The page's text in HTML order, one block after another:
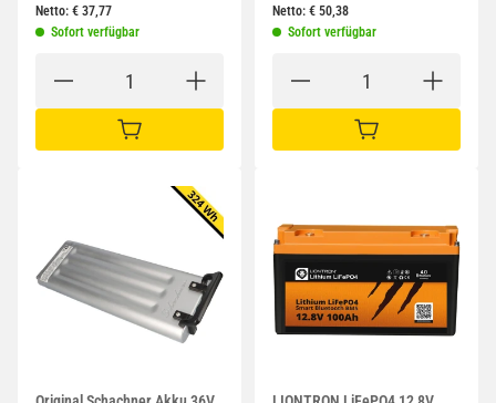
Netto: € 37,77
Sofort verfügbar
IN DEN WARENKORB
Netto: € 50,38
Sofort verfügbar
IN DEN WARENKORB